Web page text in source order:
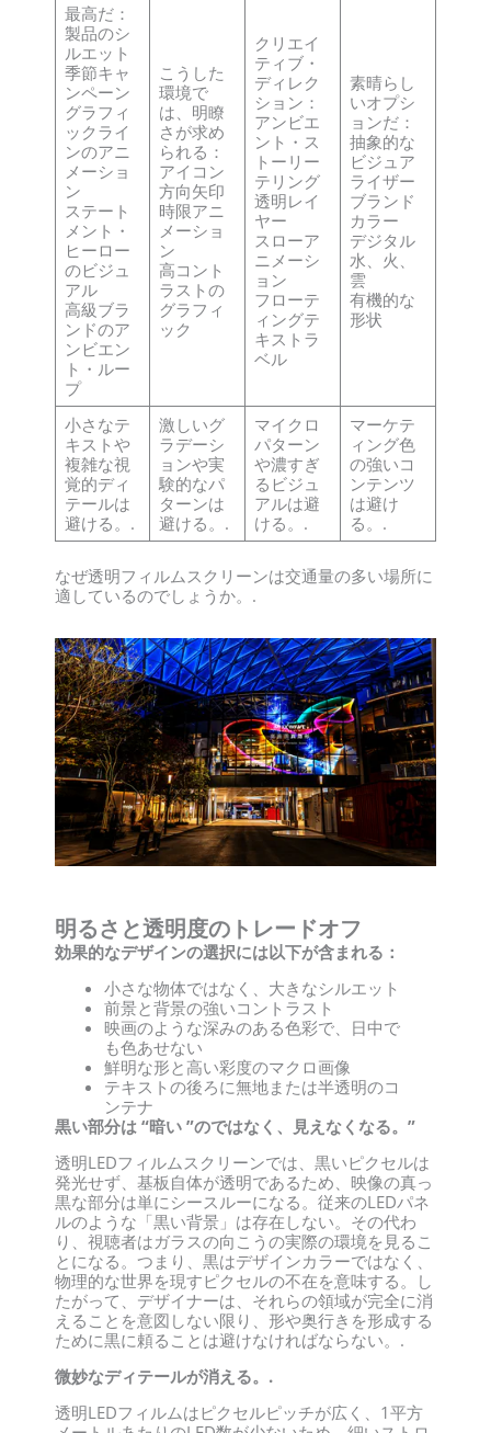
最高だ：
製品のシ
ルエット
季節キャ
ンペーン
グラフィ
ックライ
ンのアニ
メーショ
ン
ステート
メント・
ヒーロー
のビジュ
アル
高級ブラ
ンドのア
ンビエン
ト・ルー
プ
こうした
環境で
は、明瞭
さが求め
られる：
アイコン
方向矢印
時限アニ
メーショ
ン
高コント
ラストの
グラフィ
ック
クリエイ
ティブ・
ディレク
ション：
アンビエ
ント・ス
トーリー
テリング
透明レイ
ヤー
スローア
ニメーシ
ョン
フローテ
ィングテ
キストラ
ベル
素晴らし
いオプシ
ョンだ：
抽象的な
ビジュア
ライザー
ブランド
カラー
デジタル
水、火、
雲
有機的な
形状
小さなテ
キストや
複雑な視
覚的ディ
テールは
避ける。.
激しいグ
ラデーシ
ョンや実
験的なパ
ターンは
避ける。.
マイクロ
パターン
や濃すぎ
るビジュ
アルは避
ける。.
マーケテ
ィング色
の強いコ
ンテンツ
は避け
る。.
なぜ透明フィルムスクリーンは交通量の多い場所に
適しているのでしょうか。.
明るさと透明度のトレードオフ
効果的なデザインの選択には以下が含まれる：
小さな物体ではなく、大きなシルエット
前景と背景の強いコントラスト
映画のような深みのある色彩で、日中で
も色あせない
鮮明な形と高い彩度のマクロ画像
テキストの後ろに無地または半透明のコ
ンテナ
黒い部分は “暗い ”のではなく、見えなくなる。”
透明LEDフィルムスクリーンでは、黒いピクセルは
発光せず、基板自体が透明であるため、映像の真っ
黒な部分は単にシースルーになる。従来のLEDパネ
ルのような「黒い背景」は存在しない。その代わ
り、視聴者はガラスの向こうの実際の環境を見るこ
とになる。つまり、黒はデザインカラーではなく、
物理的な世界を現すピクセルの不在を意味する。し
たがって、デザイナーは、それらの領域が完全に消
えることを意図しない限り、形や奥行きを形成する
ために黒に頼ることは避けなければならない。.
微妙なディテールが消える。.
透明LEDフィルムはピクセルピッチが広く、1平方